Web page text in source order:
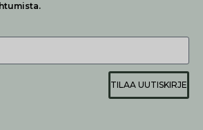
TILAA UUTISKIRJE